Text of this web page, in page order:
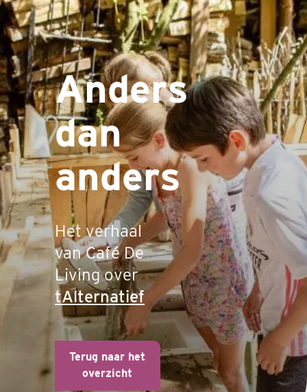
Anders
dan
anders
Het verhaal
van Café De
Living over
tAlternatief
Terug naar het
overzicht